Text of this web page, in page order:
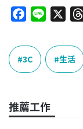
c
e
b
o
k
n
e
3C 生活
推薦工作